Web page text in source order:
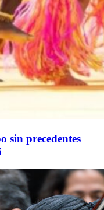
sin precedentes